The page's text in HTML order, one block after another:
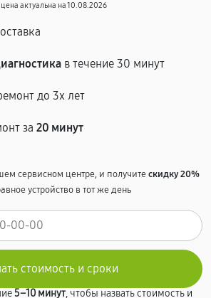
актуальна на 10.08.2026
в течение 30 минут
до 3х лет
за 20 минут
сервисном центре, и получитескидку 20%
устройство в тот же день
5–10 минут, чтобы назвать стоимость и